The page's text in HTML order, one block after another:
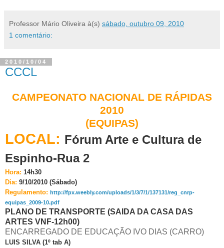
Professor Mário Oliveira à(s) sábado, outubro 09, 2010
1 comentário:
2010/10/04
CCCL
CAMPEONATO NACIONAL DE RÁPIDAS
2010
(EQUIPAS)
LOCAL: Fórum Arte e Cultura de
Espinho-Rua 2
Hora: 14h30
Dia: 9/10/2010 (Sábado)
Regulamento: http://fpx.weebly.com/uploads/1/3/7/1/137131/reg_cnrp-
equipas_2009-10.pdf
PLANO DE TRANSPORTE (SAIDA DA CASA DAS
ARTES VNF-12h00)
ENCARREGADO DE EDUCAÇÃO IVO DIAS (CARRO)
LUIS SILVA (1º tab A)